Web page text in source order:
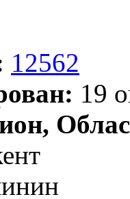
12562
19